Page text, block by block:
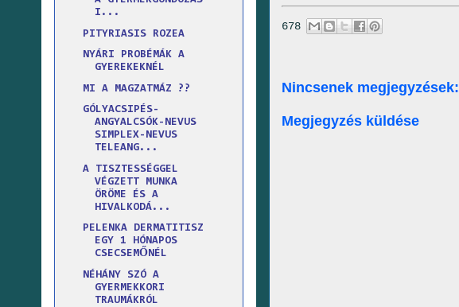
678
Nincsenek megjegyzések:
Megjegyzés küldése
I...
PITYRIASIS ROZEA
NYÁRI PROBÉMÁK A
GYEREKEKNÉL
MI A MAGZATMÁZ ??
GÓLYACSIPÉS-
ANGYALCSÓK-NEVUS
SIMPLEX-NEVUS
TELEANG...
A TISZTESSÉGGEL
VÉGZETT MUNKA
ÖRÖME ÉS A
HIVALKODÁ...
PELENKA DERMATITISZ
EGY 1 HÓNAPOS
CSECSEMŐNÉL
NÉHÁNY SZÓ A
GYERMEKKORI
TRAUMÁKRÓL